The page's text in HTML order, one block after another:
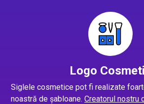
Logo
Siglele cosmetice pot fi realizate
noastră de șabloane. Creatorul nostru